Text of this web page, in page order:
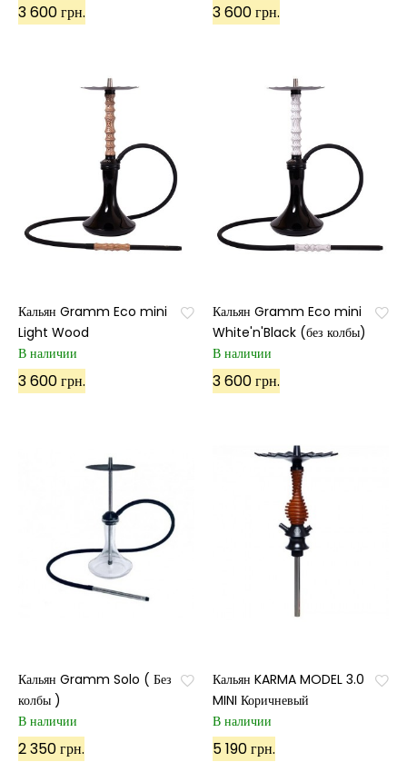
3 600 грн. 3 600 грн.
Кальян Gramm Eco mini
Light Wood
В наличии
3 600 грн.
Кальян Gramm Eco mini
White'n'Black (без колбы)
В наличии
3 600 грн.
Кальян Gramm Solo ( Без
колбы )
В наличии
2 350 грн.
Кальян KARMA MODEL 3.0
MINI Коричневый
В наличии
5 190 грн.